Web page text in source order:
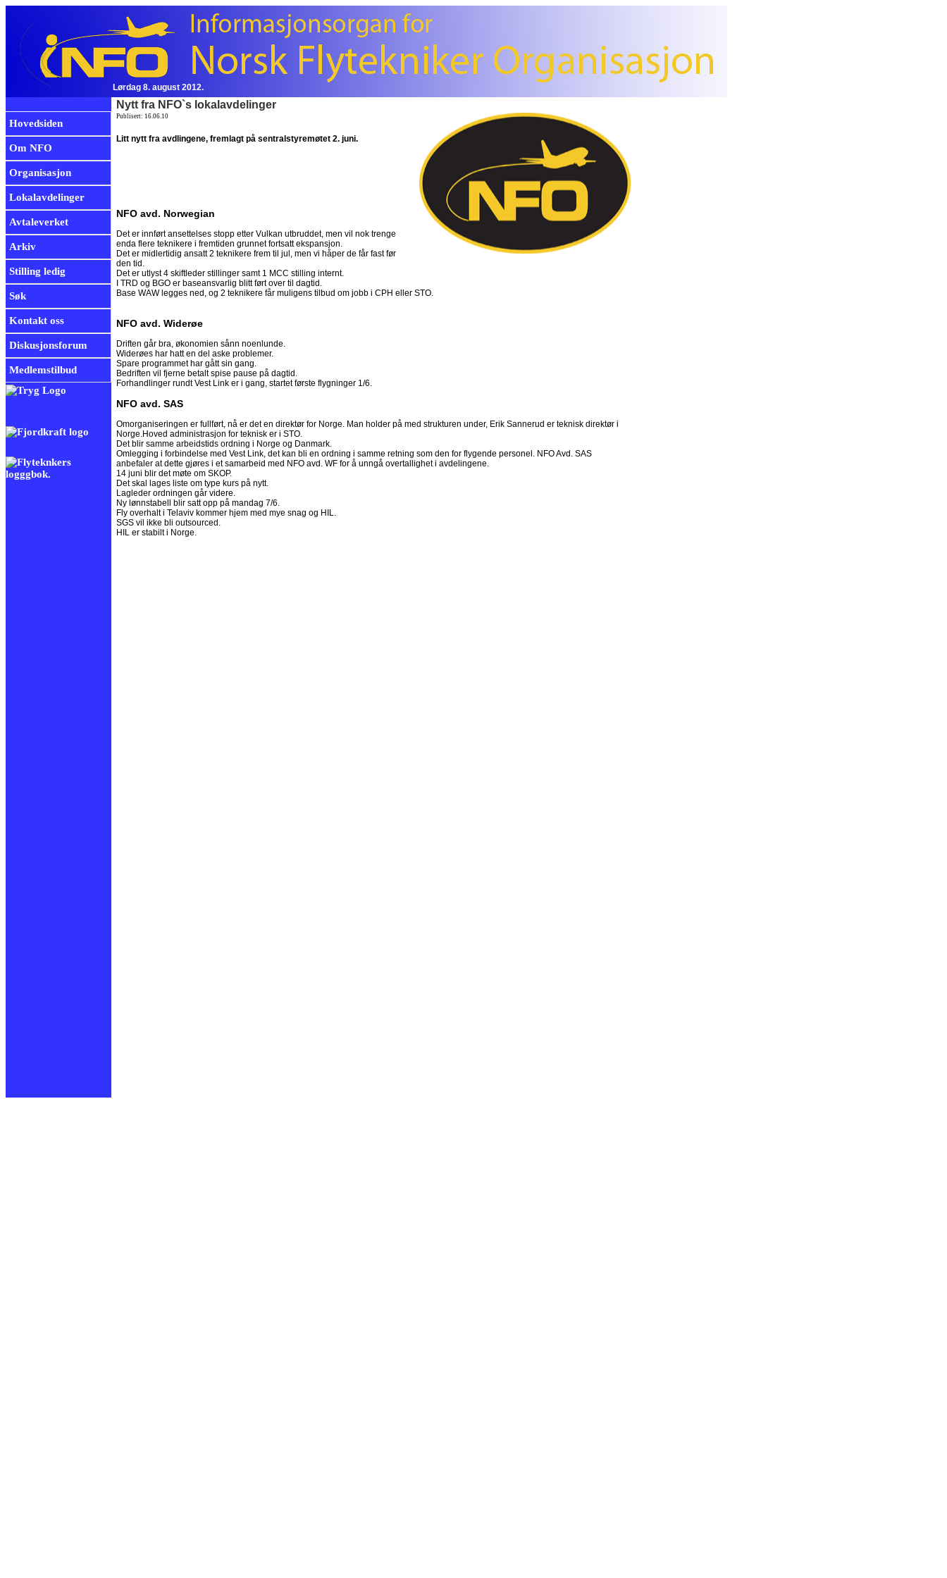
Lørdag 8. august 2012.
Hovedsiden
Om NFO
Organisasjon
Lokalavdelinger
Avtaleverket
Arkiv
Stilling ledig
Søk
Kontakt oss
Diskusjonsforum
Medlemstilbud
Nytt fra NFO`s lokalavdelinger
Publisert: 16.06.10
Litt nytt fra avdlingene, fremlagt på sentralstyremøtet 2. juni.
NFO avd. Norwegian
Det er innført ansettelses stopp etter Vulkan utbruddet, men vil nok trenge
enda flere teknikere i fremtiden grunnet fortsatt ekspansjon.
Det er midlertidig ansatt 2 teknikere frem til jul, men vi håper de får fast før
den tid.
Det er utlyst 4 skiftleder stillinger samt 1 MCC stilling internt.
I TRD og BGO er baseansvarlig blitt ført over til dagtid.
Base WAW legges ned, og 2 teknikere får muligens tilbud om jobb i CPH eller STO.
NFO avd. Widerøe
Driften går bra, økonomien sånn noenlunde.
Widerøes har hatt en del aske problemer.
Spare programmet har gått sin gang.
Bedriften vil fjerne betalt spise pause på dagtid.
Forhandlinger rundt Vest Link er i gang, startet første flygninger 1/6.
NFO avd. SAS
Omorganiseringen er fullført, nå er det en direktør for Norge. Man holder på med strukturen under, Erik Sannerud er teknisk direktør i
Norge.Hoved administrasjon for teknisk er i STO.
Det blir samme arbeidstids ordning i Norge og Danmark.
Omlegging i forbindelse med Vest Link, det kan bli en ordning i samme retning som den for flygende personel. NFO Avd. SAS
anbefaler at dette gjøres i et samarbeid med NFO avd. WF for å unngå overtallighet i avdelingene.
14 juni blir det møte om SKOP.
Det skal lages liste om type kurs på nytt.
Lagleder ordningen går videre.
Ny lønnstabell blir satt opp på mandag 7/6.
Fly overhalt i Telaviv kommer hjem med mye snag og HIL.
SGS vil ikke bli outsourced.
HIL er stabilt i Norge.